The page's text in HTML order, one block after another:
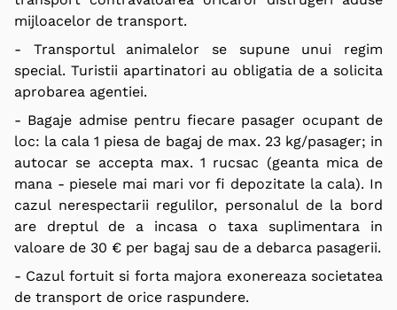
mijloacelor de transport.
- Transportul animalelor se supune unui regim
special. Turistii apartinatori au obligatia de a solicita
aprobarea agentiei.
- Bagaje admise pentru fiecare pasager ocupant de
loc: la cala 1 piesa de bagaj de max. 23 kg/pasager; in
autocar se accepta max. 1 rucsac (geanta mica de
mana - piesele mai mari vor fi depozitate la cala). In
cazul nerespectarii regulilor, personalul de la bord
are dreptul de a incasa o taxa suplimentara in
valoare de 30 € per bagaj sau de a debarca pasagerii.
- Cazul fortuit si forta majora exonereaza societatea
de transport de orice raspundere.